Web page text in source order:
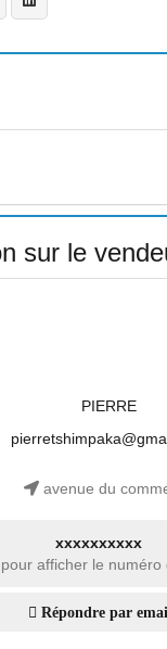
sur le
PIERRE
avenue du
xxxxxxxxxx
afficher le numéro
Répondre par